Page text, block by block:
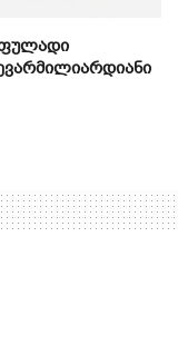
ფულადი